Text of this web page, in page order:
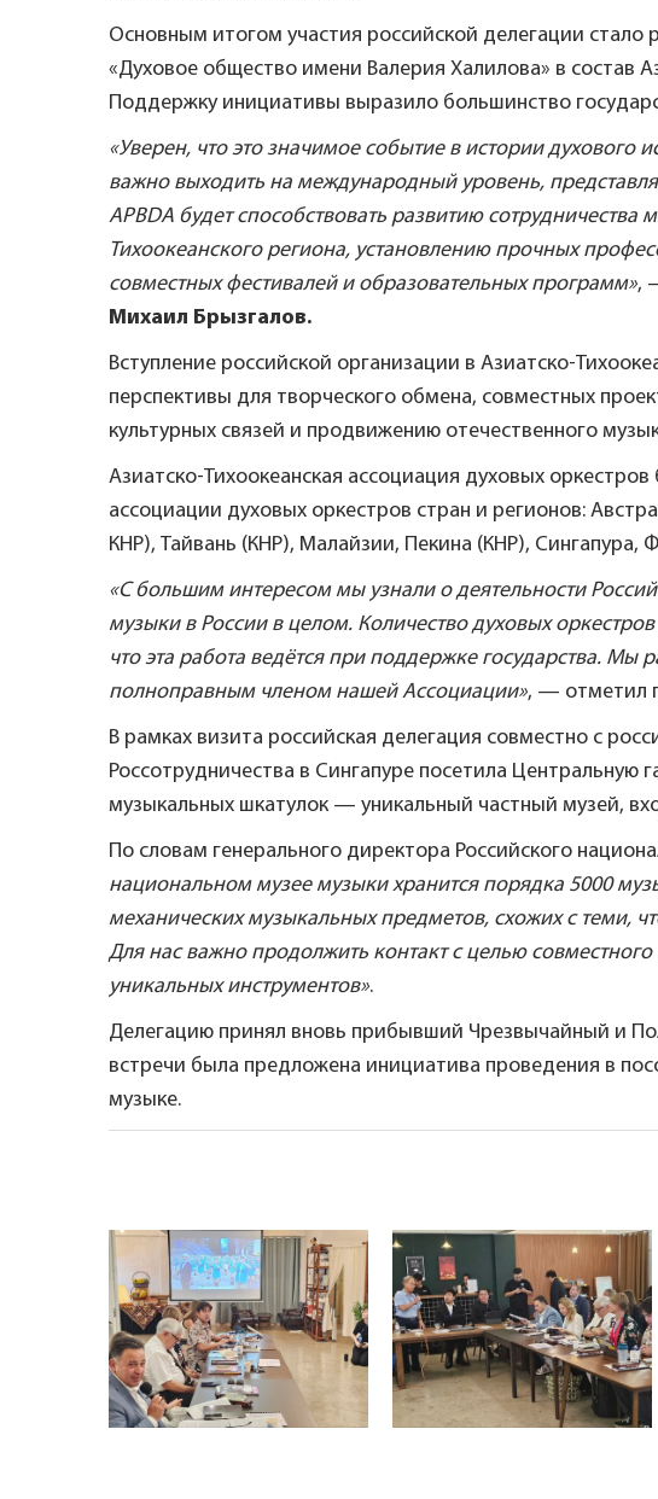
Основным итогом участия российской делегации
«Духовое общество имени Валерия Халилова» в состав
Поддержку инициативы выразило большинство
«Уверен, что это значимое событие в истории
важно выходить на международный уровень,
APBDA будет способствовать развитию
Тихоокеанского региона, установлению прочных
совместных фестивалей и образовательных программ»,
Михаил Брызгалов.
Вступление российской организации в Азиатско-
перспективы для творческого обмена, совместных
культурных связей и продвижению отечественного
Азиатско-Тихоокеанская ассоциация духовых
ассоциации духовых оркестров стран и регионов:
КНР), Тайвань (КНР), Малайзии, Пекина (КНР), Сингапура,
«С большим интересом мы узнали о деятельности
музыки в России в целом. Количество духовых
что эта работа ведётся при поддержке государства. Мы
полноправным членом нашей Ассоциации», — отметил
В рамках визита российская делегация совместно с
Россотрудничества в Сингапуре посетила Центральную
музыкальных шкатулок — уникальный частный музей,
По словам генерального директора Российского
национальном музее музыки хранится порядка 5000
механических музыкальных предметов, схожих с теми,
Для нас важно продолжить контакт с целью
уникальных инструментов».
Делегацию принял вновь прибывший Чрезвычайный и
встречи была предложена инициатива проведения в
музыке.